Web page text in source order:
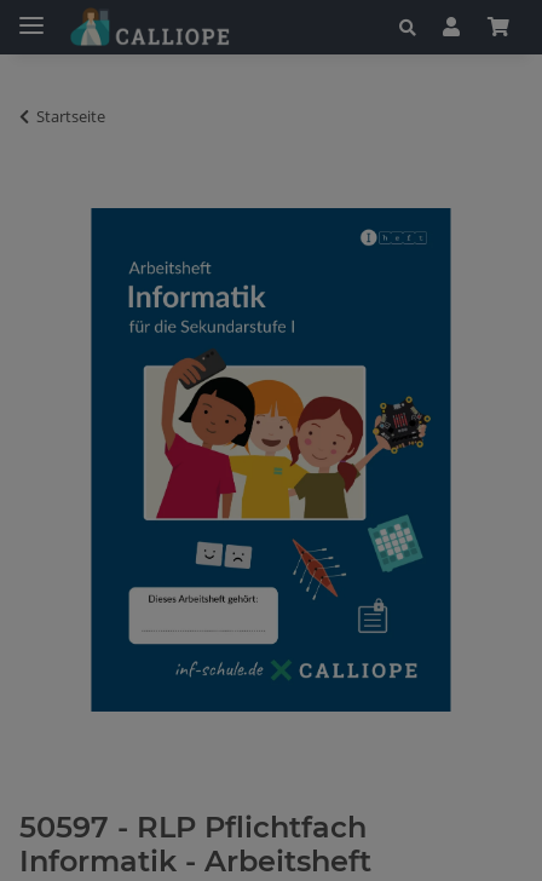
Startseite
50597 - RLP Pflichtfach
Informatik - Arbeitsheft